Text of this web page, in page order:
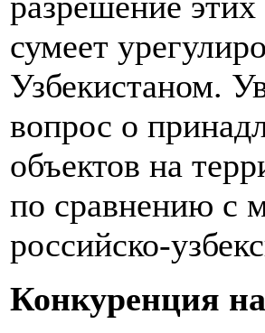
сумеет
Узбекистаном.
вопрос о
объектов на
по сравнению с
российско-
Конкуренция